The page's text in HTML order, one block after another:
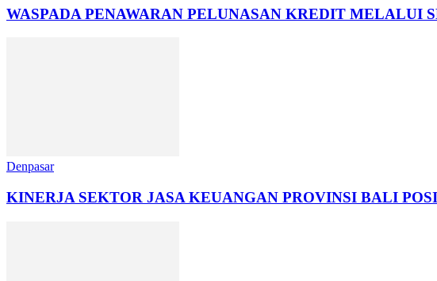
WASPADA PENAWARAN PELUNASAN KREDIT MELALUI
Denpasar
KINERJA SEKTOR JASA KEUANGAN PROVINSI BALI